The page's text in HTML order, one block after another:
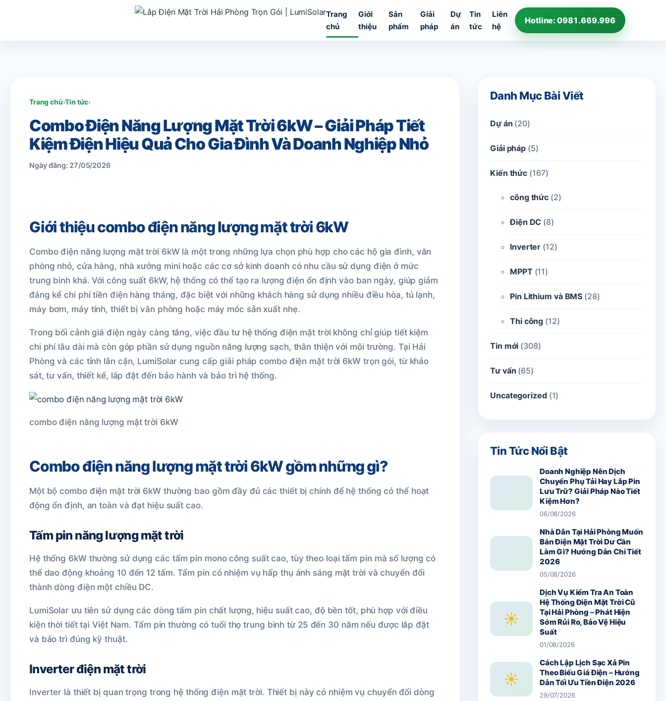
Trang
chủ
Giới
thiệu
Sản
phẩm
Giải
pháp
Dự
án
Tin
tức
Liên
hệ
Hotline: 0981.669.996
Trang chủ›Tin tức›
Combo Điện Năng Lượng Mặt Trời 6kW – Giải Pháp Tiết
Kiệm Điện Hiệu Quả Cho Gia Đình Và Doanh Nghiệp Nhỏ
Ngày đăng: 27/05/2026
Giới thiệu combo điện năng lượng mặt trời 6kW
Combo điện năng lượng mặt trời 6kW là một trong những lựa chọn phù hợp cho các hộ gia đình, văn
phòng nhỏ, cửa hàng, nhà xưởng mini hoặc các cơ sở kinh doanh có nhu cầu sử dụng điện ở mức
trung bình khá. Với công suất 6kW, hệ thống có thể tạo ra lượng điện ổn định vào ban ngày, giúp giảm
đáng kể chi phí tiền điện hàng tháng, đặc biệt với những khách hàng sử dụng nhiều điều hòa, tủ lạnh,
máy bơm, máy tính, thiết bị văn phòng hoặc máy móc sản xuất nhẹ.
Trong bối cảnh giá điện ngày càng tăng, việc đầu tư hệ thống điện mặt trời không chỉ giúp tiết kiệm
chi phí lâu dài mà còn góp phần sử dụng nguồn năng lượng sạch, thân thiện với môi trường. Tại Hải
Phòng và các tỉnh lân cận, LumiSolar cung cấp giải pháp combo điện mặt trời 6kW trọn gói, từ khảo
sát, tư vấn, thiết kế, lắp đặt đến bảo hành và bảo trì hệ thống.
combo điện năng lượng mặt trời 6kW
Combo điện năng lượng mặt trời 6kW gồm những gì?
Một bộ combo điện mặt trời 6kW thường bao gồm đầy đủ các thiết bị chính để hệ thống có thể hoạt
động ổn định, an toàn và đạt hiệu suất cao.
Tấm pin năng lượng mặt trời
Hệ thống 6kW thường sử dụng các tấm pin mono công suất cao, tùy theo loại tấm pin mà số lượng có
thể dao động khoảng 10 đến 12 tấm. Tấm pin có nhiệm vụ hấp thụ ánh sáng mặt trời và chuyển đổi
thành dòng điện một chiều DC.
LumiSolar ưu tiên sử dụng các dòng tấm pin chất lượng, hiệu suất cao, độ bền tốt, phù hợp với điều
kiện thời tiết tại Việt Nam. Tấm pin thường có tuổi thọ trung bình từ 25 đến 30 năm nếu được lắp đặt
và bảo trì đúng kỹ thuật.
Inverter điện mặt trời
Inverter là thiết bị quan trọng trong hệ thống điện mặt trời. Thiết bị này có nhiệm vụ chuyển đổi dòng
Danh Mục Bài Viết
Dự án (20)
Giải pháp (5)
Kiến thức (167)
công thức (2)
Điện DC (8)
Inverter (12)
MPPT(11)
Pin Lithium và BMS (28)
Thi công (12)
Tin mới (308)
Tư vấn (65)
Uncategorized(1)
Tin Tức Nổi Bật
Doanh Nghiệp Nên Dịch
Chuyển Phụ Tải Hay Lắp Pin
Lưu Trữ? Giải Pháp Nào Tiết
Kiệm Hơn?
06/08/2026
Nhà Dân Tại Hải Phòng Muốn
Bán Điện Mặt Trời Dư Cần
Làm Gì? Hướng Dẫn Chi Tiết
2026
05/08/2026
☀
Dịch Vụ Kiểm Tra An Toàn
Hệ Thống Điện Mặt Trời Cũ
Tại Hải Phòng – Phát Hiện
Sớm Rủi Ro, Bảo Vệ Hiệu
Suất
01/08/2026
☀
Cách Lập Lịch Sạc Xả Pin
Theo Biểu Giá Điện – Hướng
Dẫn Tối Ưu Tiền Điện 2026
29/07/2026